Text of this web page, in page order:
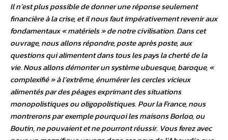
Il n’est plus possible de donner une réponse seulement
financière à la crise, et il nous faut impérativement revenir aux
fondamentaux « matériels » de notre civilisation. Dans cet
ouvrage, nous allons répondre, poste après poste, aux
questions qui alimentent dans tous les pays la cherté de la
vie. Nous allons démonter un système ubuesque, baroque, «
complexifié » à l’extrême, énumérer les cercles vicieux
alimentés par des péages exprimant des situations
monopolistiques ou oligopolistiques. Pour la France, nous
montrerons par exemple pourquoi les maisons Borloo, ou
Boutin, ne pouvaient et ne pourront réussir. Vous ferez avec